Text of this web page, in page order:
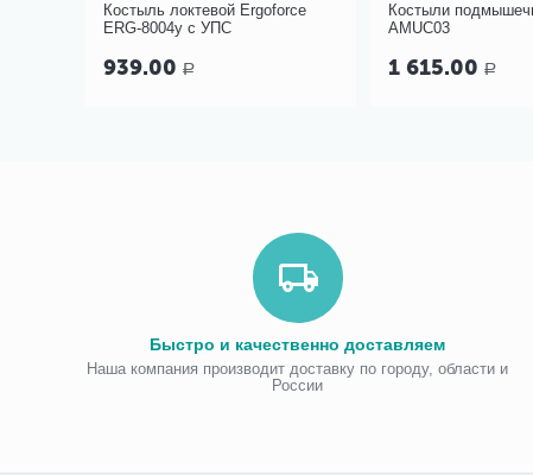
Костыль локтевой Ergoforce
ERG-8004у с УПС
939.00 Р
Костыли
AMUC03
1 615.00 Р
Быстро и качественно доставляем
Наша компания производит доставку по городу, области и
России